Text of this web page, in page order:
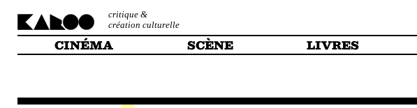
critique &
création culturelle
CINÉMA SCÈNE LIVRES